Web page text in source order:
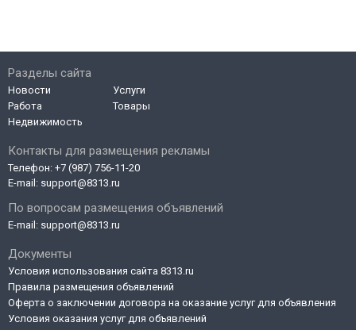
Контакты для размещения рекламы
Телефон: +7 (987) 756-11-20
E-mail: support@8313.ru
По вопросам размещения объявлений
E-mail: support@8313.ru
Документы
Условия использования сайта 8313.ru
Правила размещения объявлений
Оферта о заключении договора на оказание услуг для объявления
Условия оказания услуг для объявлений
Разделы сайта
Новости
Работа
Недвижимость
Услуги
Товары